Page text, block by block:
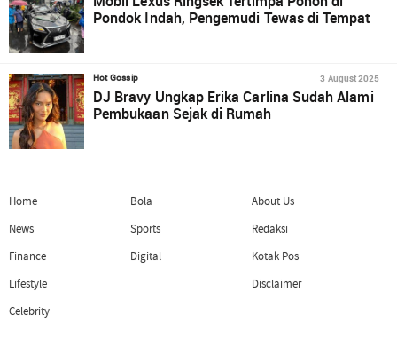
Pondok Indah, Pengemudi Tewas di Tempat
Hot Gossip 3 August 2025
DJ Bravy Ungkap Erika Carlina Sudah Alami
Pembukaan Sejak di Rumah
Home
News
Finance
Lifestyle
Celebrity
Bola
Sports
Digital
About Us
Redaksi
Kotak Pos
Disclaimer